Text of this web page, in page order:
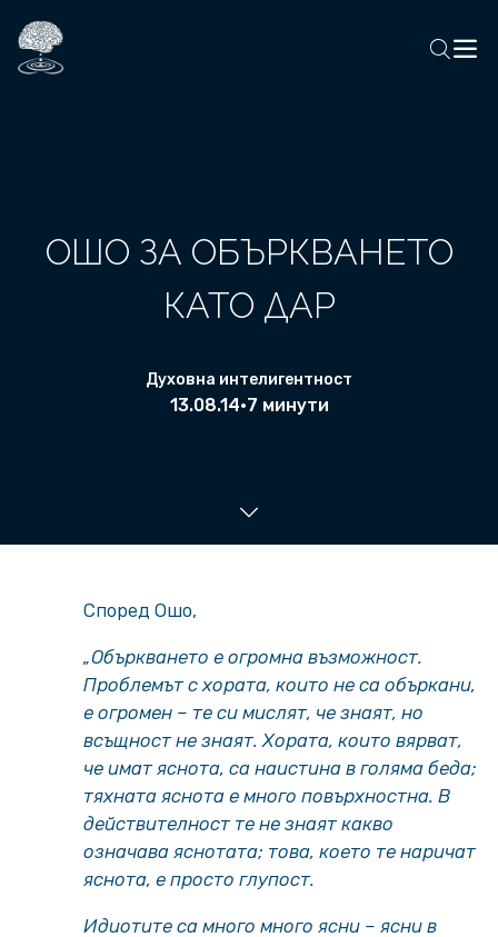
ОШО ЗА ОБЪРКВАНЕТО
КАТО ДАР
Духовна интелигентност
13.08.14•7 минути
Според Ошо,
„Объркването е огромна възможност.
Проблемът с хората, които не са объркани,
е огромен – те си мислят, че знаят, но
всъщност не знаят. Хората, които вярват,
че имат яснота, са наистина в голяма беда;
тяхната яснота е много повърхностна. В
действителност те не знаят какво
означава яснотата; това, което те наричат
яснота, е просто глупост.
Идиотите са много много ясни – ясни в